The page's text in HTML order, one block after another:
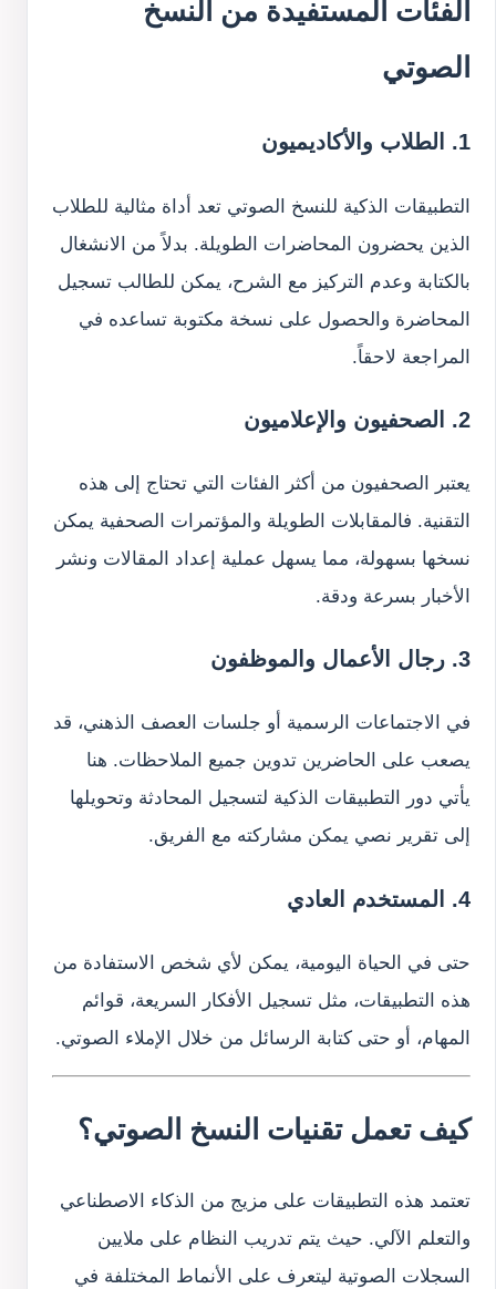
الفئات المستفيدة من النسخ
الصوتي
1. الطلاب والأكاديميون
التطبيقات الذكية للنسخ الصوتي تعد أداة مثالية للطلاب
الذين يحضرون المحاضرات الطويلة. بدلاً من الانشغال
بالكتابة وعدم التركيز مع الشرح، يمكن للطالب تسجيل
المحاضرة والحصول على نسخة مكتوبة تساعده في
المراجعة لاحقاً.
2. الصحفيون والإعلاميون
يعتبر الصحفيون من أكثر الفئات التي تحتاج إلى هذه
التقنية. فالمقابلات الطويلة والمؤتمرات الصحفية يمكن
نسخها بسهولة، مما يسهل عملية إعداد المقالات ونشر
الأخبار بسرعة ودقة.
3. رجال الأعمال والموظفون
في الاجتماعات الرسمية أو جلسات العصف الذهني، قد
يصعب على الحاضرين تدوين جميع الملاحظات. هنا
يأتي دور التطبيقات الذكية لتسجيل المحادثة وتحويلها
إلى تقرير نصي يمكن مشاركته مع الفريق.
4. المستخدم العادي
حتى في الحياة اليومية، يمكن لأي شخص الاستفادة من
هذه التطبيقات، مثل تسجيل الأفكار السريعة، قوائم
المهام، أو حتى كتابة الرسائل من خلال الإملاء الصوتي.
كيف تعمل تقنيات النسخ الصوتي؟
تعتمد هذه التطبيقات على مزيج من الذكاء الاصطناعي
والتعلم الآلي. حيث يتم تدريب النظام على ملايين
السجلات الصوتية ليتعرف على الأنماط المختلفة في